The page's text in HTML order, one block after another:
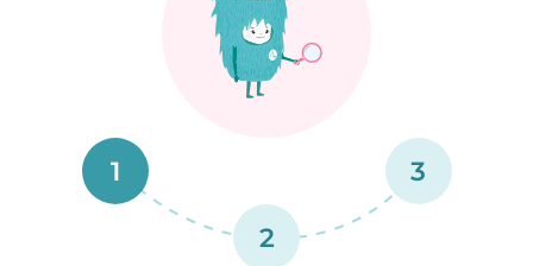
1
2
3